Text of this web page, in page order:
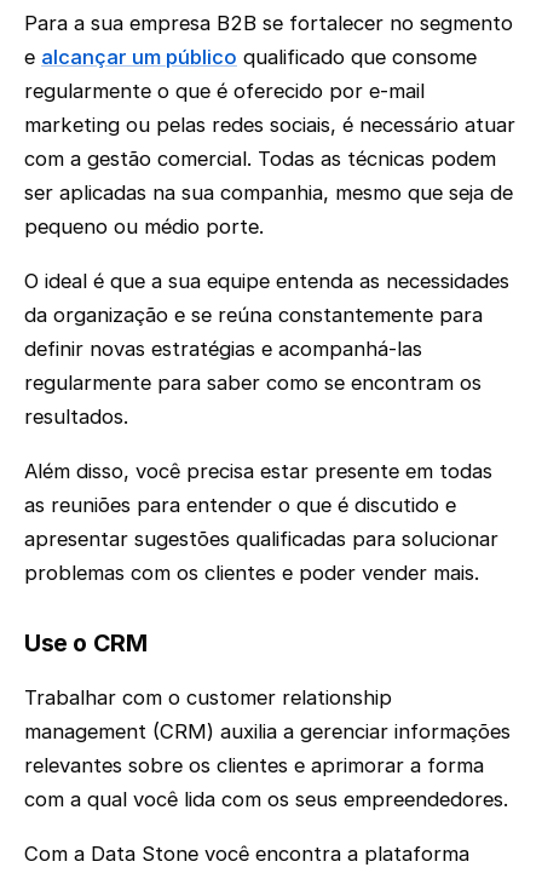
Para a sua empresa B2B se fortalecer no segmento
e alcançar um público qualificado que consome
regularmente o que é oferecido por e-mail
marketing ou pelas redes sociais, é necessário atuar
com a gestão comercial. Todas as técnicas podem
ser aplicadas na sua companhia, mesmo que seja de
pequeno ou médio porte.
O ideal é que a sua equipe entenda as necessidades
da organização e se reúna constantemente para
definir novas estratégias e acompanhá-las
regularmente para saber como se encontram os
resultados.
Além disso, você precisa estar presente em todas
as reuniões para entender o que é discutido e
apresentar sugestões qualificadas para solucionar
problemas com os clientes e poder vender mais.
Use o CRM
Trabalhar com o customer relationship
management (CRM) auxilia a gerenciar informações
relevantes sobre os clientes e aprimorar a forma
com a qual você lida com os seus empreendedores.
Com a Data Stone você encontra a plataforma